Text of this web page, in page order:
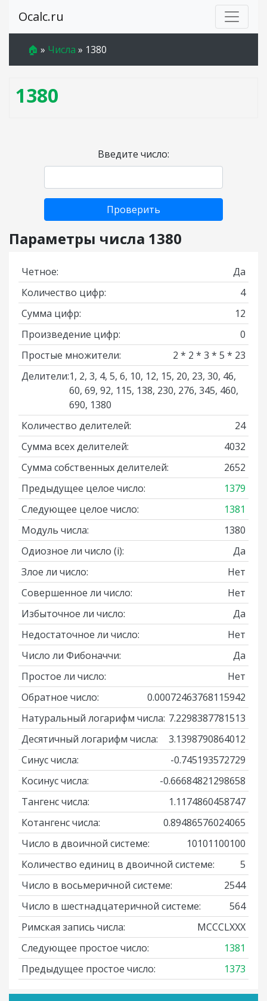
Ocalc.ru
🏠 » Числа » 1380
1380
Введите число:
Проверить
Параметры числа 1380
Четное:
Да
Количество цифр:
4
Сумма цифр:
12
Произведение цифр:
0
Простые множители:
2 * 2 * 3 * 5 * 23
Делители:1, 2, 3, 4, 5, 6, 10, 12, 15, 20, 23, 30, 46,
60, 69, 92, 115, 138, 230, 276, 345, 460,
690, 1380
Количество делителей:
24
Сумма всех делителей:
4032
Сумма собственных делителей:
2652
Предыдущее целое число:
1379
Следующее целое число:
1381
Модуль числа:
1380
Одиозное ли число (i):
Да
Злое ли число:
Нет
Совершенное ли число:
Нет
Избыточное ли число:
Да
Недостаточное ли число:
Нет
Число ли Фибоначчи:
Да
Простое ли число:
Нет
Обратное число:
0.00072463768115942
Натуральный логарифм числа: 7.2298387781513
Десятичный логарифм числа:
3.1398790864012
Синус числа:
-0.745193572729
Косинус числа:
-0.66684821298658
Тангенс числа:
1.1174860458747
Котангенс числа:
0.89486576024065
Число в двоичной системе:
10101100100
Количество единиц в двоичной системе:
5
Число в восьмеричной системе:
2544
Число в шестнадцатеричной системе:
564
Римская запись числа:
MCCCLXXX
Следующее простое число:
1381
Предыдущее простое число:
1373